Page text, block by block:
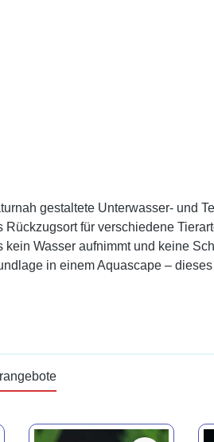
gestaltete Unterwasser- und
für verschiedene
Wasser aufnimmt und keine
in einem Aquascape –